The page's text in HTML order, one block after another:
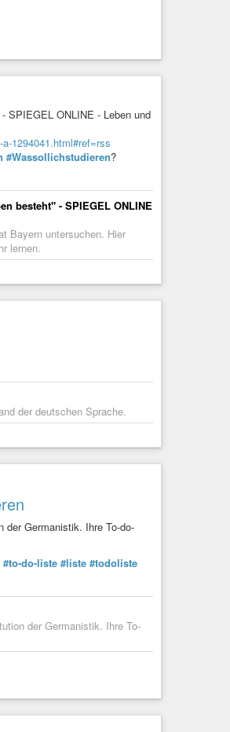
SPIEGEL ONLINE - Leben und
1294041.html#ref=rss
#Wassollichstudieren?
besteht" - SPIEGEL ONLINE
Bayern untersuchen. Hier
lernen.
der deutschen Sprache.
der Germanistik. Ihre To-do-
#to-do-liste #liste #todoliste
der Germanistik. Ihre To-